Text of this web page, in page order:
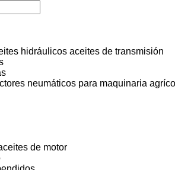
hidráulicos aceites de transmisión
neumáticos para maquinaria
de motor